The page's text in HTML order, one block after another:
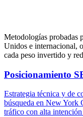
Metodologías probadas
Unidos e internacional,
cada peso invertido y
Posicionamiento
Estrategia técnica y de
búsqueda en New York
tráfico con alta